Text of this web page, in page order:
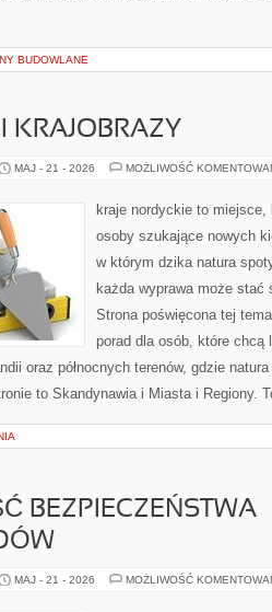
BUDOWLANE
KRAJOBRAZY
MAJ - 21 - 2026 MOŻLIWOŚĆ
kraje nordyckie to
osoby szukające nowych
w którym dzika natura
każda wyprawa może
Strona poświęcona tej
porad dla osób, które chcą
oraz północnych terenów, gdzie
to Skandynawia i Miasta i Regiony.
BEZPIECZEŃSTWA
MAJ - 21 - 2026 MOŻLIWOŚĆ